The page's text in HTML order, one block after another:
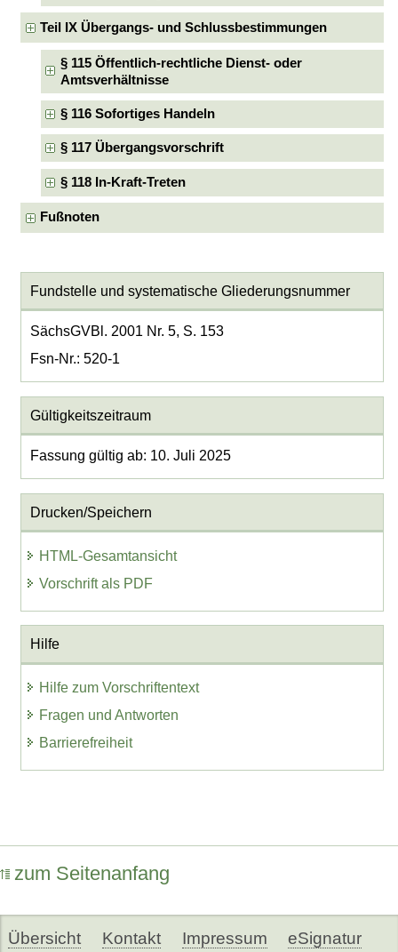
Teil IX Übergangs- und Schlussbestimmungen
§ 115 Öffentlich-rechtliche Dienst- oder
Amtsverhältnisse
§ 116 Sofortiges Handeln
§ 117 Übergangsvorschrift
§ 118 In-Kraft-Treten
Fußnoten
Fundstelle und systematische Gliederungsnummer
SächsGVBl. 2001 Nr. 5, S. 153
Fsn-Nr.: 520-1
Gültigkeitszeitraum
Fassung gültig ab: 10. Juli 2025
Drucken/Speichern
HTML-Gesamtansicht
Vorschrift als PDF
Hilfe
Hilfe zum Vorschriftentext
Fragen und Antworten
Barrierefreiheit
zum Seitenanfang
Übersicht Kontakt Impressum eSignatur